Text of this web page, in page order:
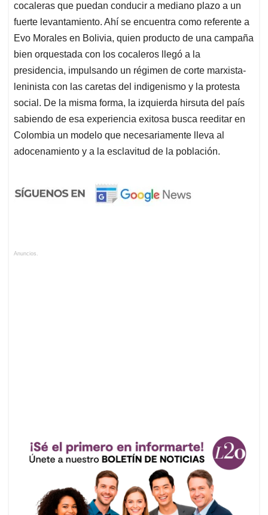
cocaleras que puedan conducir a mediano plazo a un
fuerte levantamiento. Ahí se encuentra como referente a
Evo Morales en Bolivia, quien producto de una campaña
bien orquestada con los cocaleros llegó a la
presidencia, impulsando un régimen de corte marxista-
leninista con las caretas del indigenismo y la protesta
social. De la misma forma, la izquierda hirsuta del país
sabiendo de esa experiencia exitosa busca reeditar en
Colombia un modelo que necesariamente lleva al
adocenamiento y a la esclavitud de la población.
Anuncios.